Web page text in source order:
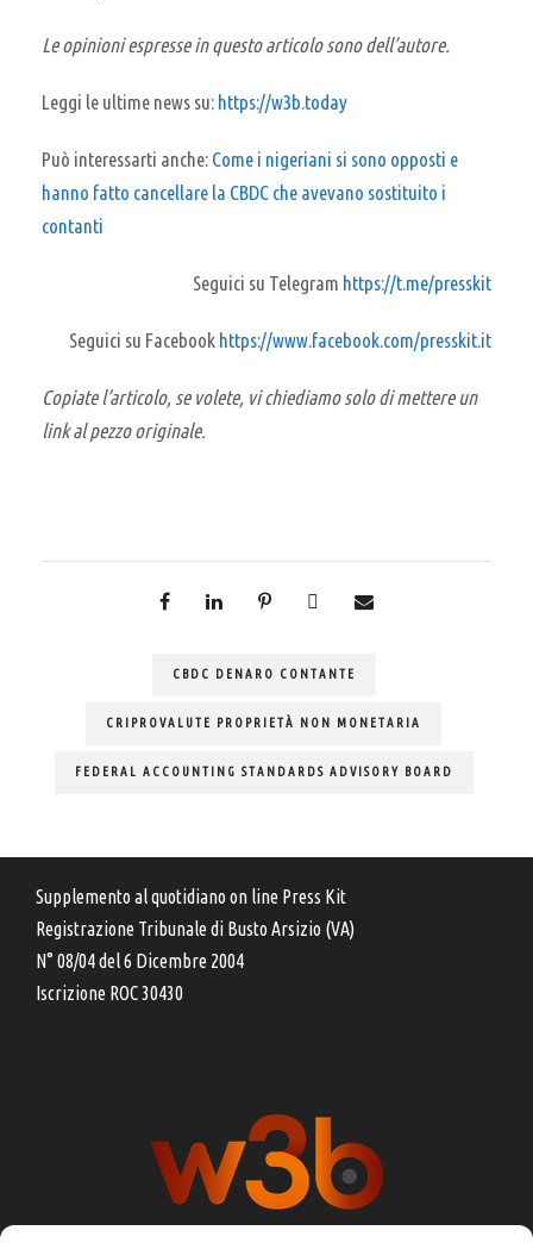
Le opinioni espresse in questo articolo sono dell’autore.
Leggi le ultime news su: https://w3b.today
Può interessarti anche: Come i nigeriani si sono opposti e
hanno fatto cancellare la CBDC che avevano sostituito i
contanti
Seguici su Telegram https://t.me/presskit
Seguici su Facebook https://www.facebook.com/presskit.it
Copiate l’articolo, se volete, vi chiediamo solo di mettere un
link al pezzo originale.
CBDC DENARO CONTANTE
CRIPROVALUTE PROPRIETÀ NON MONETARIA
FEDERAL ACCOUNTING STANDARDS ADVISORY BOARD
Supplemento al quotidiano on line Press Kit
Registrazione Tribunale di Busto Arsizio (VA)
N° 08/04 del 6 Dicembre 2004
Iscrizione ROC 30430